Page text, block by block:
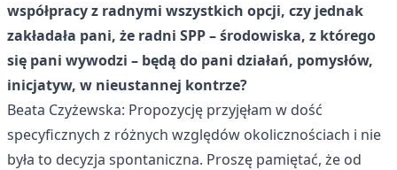
współpracy z radnymi wszystkich opcji, czy jednak
zakładała pani, że radni SPP – środowiska, z którego
się pani wywodzi – będą do pani działań, pomysłów,
inicjatyw, w nieustannej kontrze?
Beata Czyżewska: Propozycję przyjęłam w dość
specyficznych z różnych względów okolicznościach i nie
była to decyzja spontaniczna. Proszę pamiętać, że od